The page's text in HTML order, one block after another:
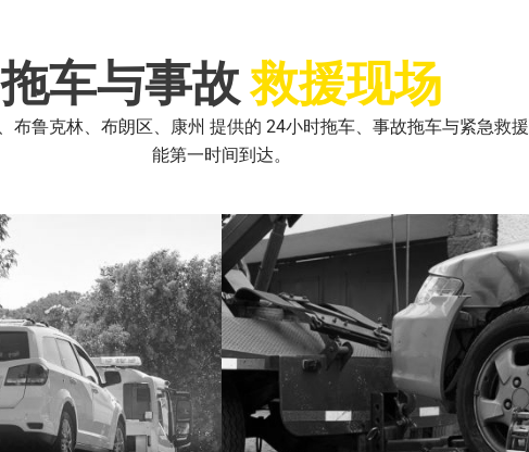
拖车与事故救援现场
鲁克林、布朗区、康州 提供的 24小时拖车、事故拖车与紧急救
能第一时间到达。